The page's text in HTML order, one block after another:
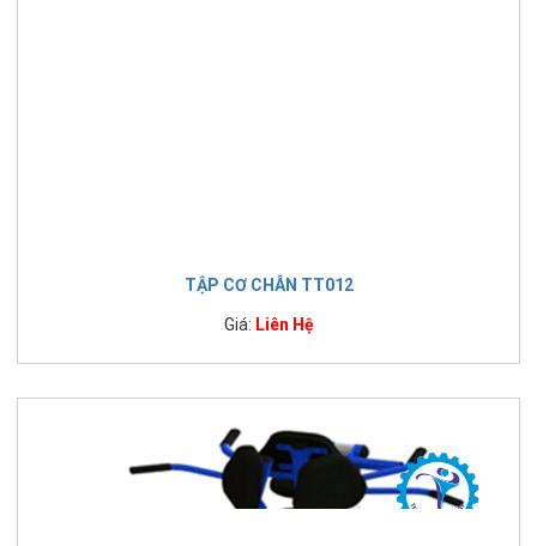
TẬP CƠ CHÂN TT012
Giá: Liên Hệ